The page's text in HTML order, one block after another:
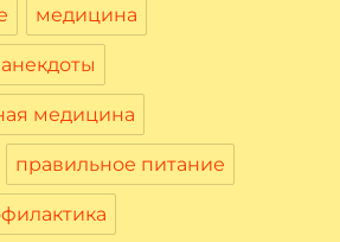
медицина
медицина
правильное питание